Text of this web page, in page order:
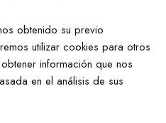
obtenido su previo
utilizar cookies para otros
información que nos
en el análisis de sus